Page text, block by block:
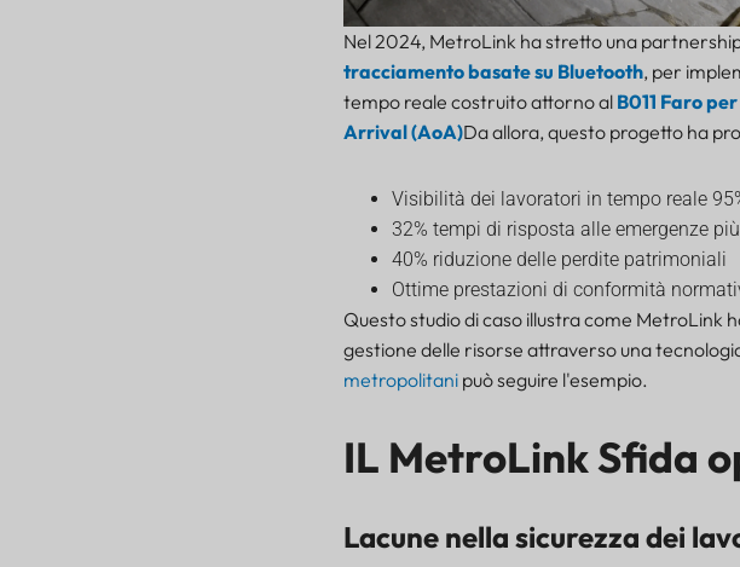
Nel 2024, MetroLink ha stretto una
tracciamento basate su Bluetooth, per
tempo reale costruito attorno al B011 Faro
Arrival (AoA)Da allora, questo progetto ha
Visibilità dei lavoratori in tempo reale
32% tempi di risposta alle emergenze
40% riduzione delle perdite patrimoniali
Ottime prestazioni di conformità
Questo studio di caso illustra come MetroLink
gestione delle risorse attraverso una
metropolitani può seguire l'esempio.
IL MetroLinkSfida
Lacune nella sicurezza dei